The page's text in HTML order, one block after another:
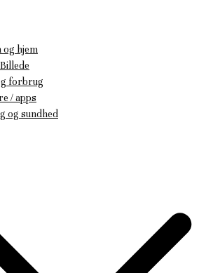
og hjem
forbrug
/ apps
og sundhed